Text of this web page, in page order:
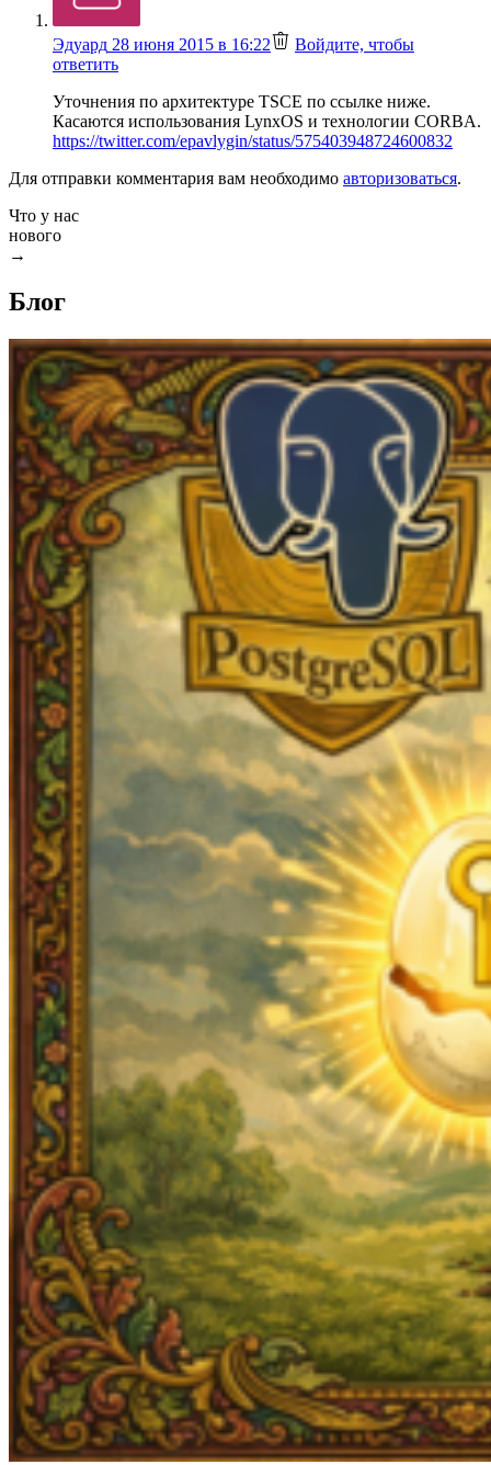
Эдуард пишет:
28 июня 2015 в 16:22
Войдите, чтобы
ответить
Уточнения по архитектуре TSCE по ссылке ниже.
Касаются использования LynxOS и технологии CORBA.
https://twitter.com/epavlygin/status/575403948724600832
Для отправки комментария вам необходимо авторизоваться.
Что у нас
нового
→
Блог